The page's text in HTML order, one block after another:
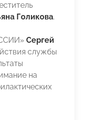
Голикова.
Сергей
службы
на